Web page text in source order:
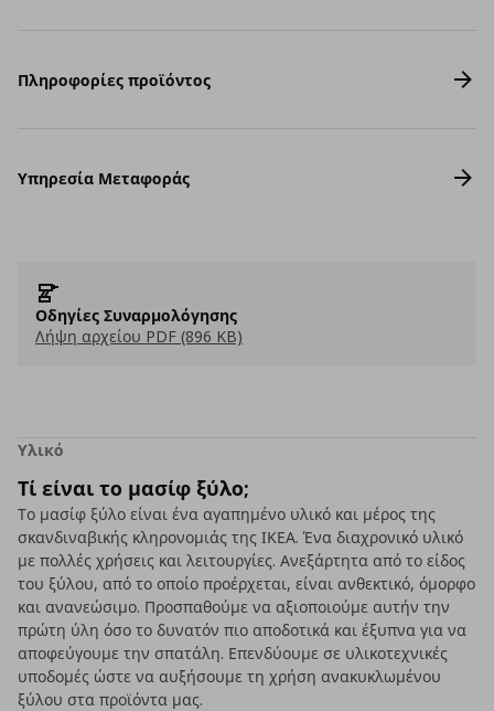
Πληροφορίες προϊόντος
Υπηρεσία Μεταφοράς
Οδηγίες Συναρμολόγησης
Λήψη αρχείου PDF (896 KB)
Υλικό
Τί είναι το μασίφ ξύλο;
Το μασίφ ξύλο είναι ένα αγαπημένο υλικό και μέρος της
σκανδιναβικής κληρονομιάς της ΙΚΕΑ. Ένα διαχρονικό υλικό
με πολλές χρήσεις και λειτουργίες. Ανεξάρτητα από το είδος
του ξύλου, από το οποίο προέρχεται, είναι ανθεκτικό, όμορφο
και ανανεώσιμο. Προσπαθούμε να αξιοποιούμε αυτήν την
πρώτη ύλη όσο το δυνατόν πιο αποδοτικά και έξυπνα για να
αποφεύγουμε την σπατάλη. Επενδύουμε σε υλικοτεχνικές
υποδομές ώστε να αυξήσουμε τη χρήση ανακυκλωμένου
ξύλου στα προϊόντα μας.